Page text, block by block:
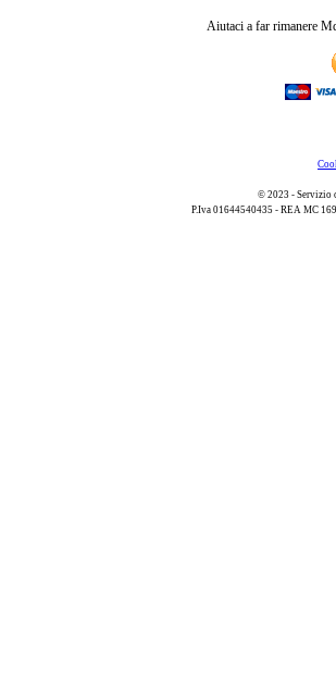
Aiutaci a far rimanere
© 2023 - Servizio
P.Iva 01644540435 - REA MC